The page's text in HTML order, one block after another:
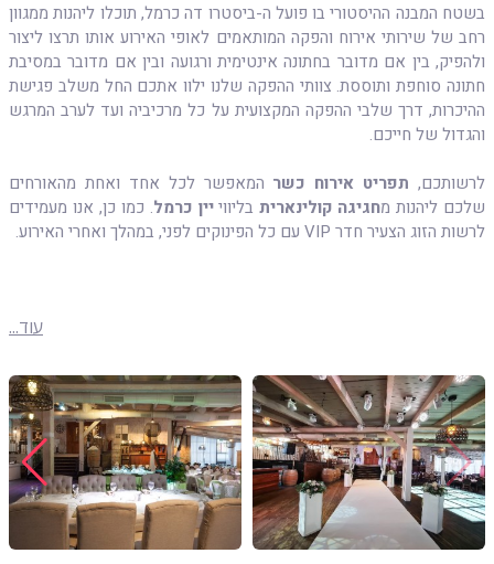
בשטח המבנה ההיסטורי בו פועל ה-ביסטרו דה כרמל, תוכלו ליהנות ממגוון
רחב של שירותי אירוח והפקה המותאמים לאופי האירוע אותו תרצו ליצור
ולהפיק, בין אם מדובר בחתונה אינטימית ורגועה ובין אם מדובר במסיבת
חתונה סוחפת ותוססת. צוותי ההפקה שלנו ילוו אתכם החל משלב פגישת
ההיכרות, דרך שלבי ההפקה המקצועית על כל מרכיביה ועד לערב המרגש
והגדול של חייכם.
לרשותכם, תפריט אירוח כשר המאפשר לכל אחד ואחת מהאורחים
שלכם ליהנות מחגיגה קולינאריתבליווייין כרמל. כמו כן, אנו מעמידים
לרשות הזוג הצעיר חדר VIP עם כל הפינוקים לפני, במהלך ואחרי האירוע.
עוד...